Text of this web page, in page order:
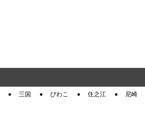
三国 びわこ 住之江 尼崎